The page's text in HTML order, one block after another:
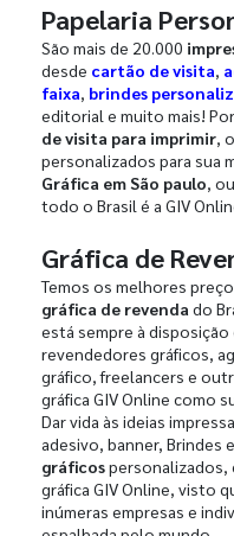
Papelaria
São mais de 20.000
desde cartão de visita,
faixa, brindes
editorial e muito mais!
de visita para imprimir,
personalizados para sua
Gráfica em São paulo,
todo o Brasil é a GIV
Gráfica de
Temos os melhores
gráfica de revenda do
está sempre à
revendedores gráficos,
gráfico, freelancers e
gráfica GIV Online como
Dar vida às ideias
adesivo, banner,
gráficospersonalizados,
gráfica GIV Online, visto
inúmeras empresas e